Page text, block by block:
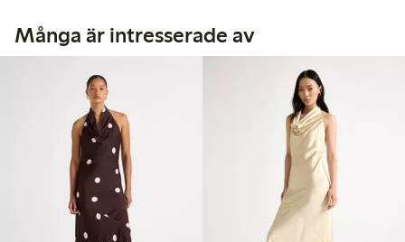
Många är intresserade av